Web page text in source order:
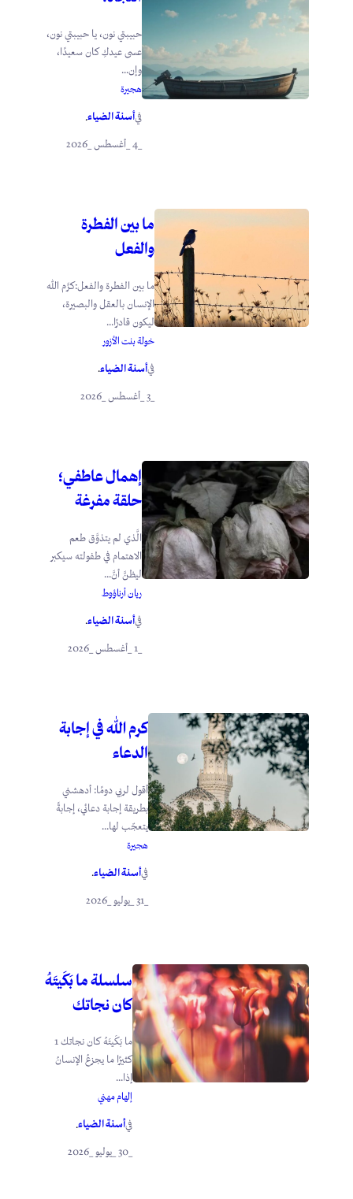
حبيبتي نون، يا حبيبتي نون،
عسى عيدكِ كان سعيدًا،
وإن...
هجيرة
فيأسنة الضياء.
_4 _أغسطس _2026
ما بين الفطرة
والفعل
ما بين الفطرة والفعل:كرَّم الله
الإنسان بالعقل والبصيرة،
ليكون قادرًا...
خولة بنت الأزور
فيأسنة الضياء.
إهمال عاطفي؛
حلقة مفرغة
الَّذي لم يتذوَّق طعم
الاهتمام في طفولته سيكبر
ليظنَّ أنَّ...
ريان أرناؤوط
فيأسنة الضياء.
_1 _أغسطس _2026
كرم الله في إجابة
الدعاء
أقول لربي دومًا: أدهشني
بطريقة إجابة دعائي، إجابةً
يتعجّب لها...
هجيرة
فيأسنة الضياء.
سلسلة ما بَكَيتَهُ
كان نجاتك
ما بَكَيتَهُ كان نجاتك 1
كثيرًا ما يجزعُ الإنسانُ
إذا...
إلهام مهني
فيأسنة الضياء.